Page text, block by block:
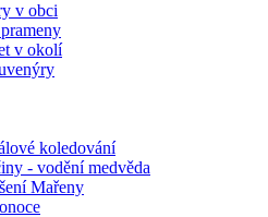
v obci
v okolí
koledování
- vodění medvěda
Mařeny